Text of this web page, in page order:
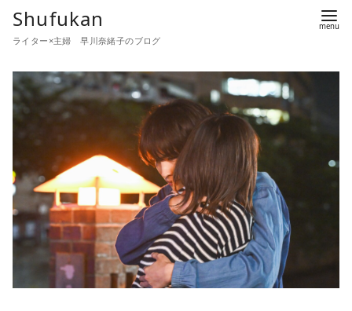
Shufukan
ライター×主婦 早川奈緒子のブログ